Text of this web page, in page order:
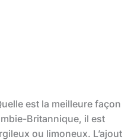
est la meilleure façon
Britannique, il est
ou limoneux. L’ajout